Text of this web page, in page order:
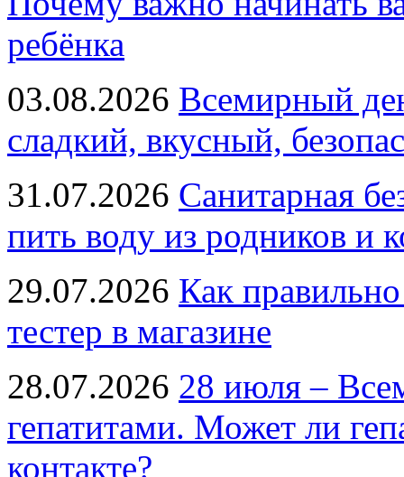
ребёнка
03.08.2026 Всемирный
сладкий, вкусный,
31.07.2026 Санитарная
пить воду из родников и
29.07.2026 Как
тестер в магазине
28.07.2026 28 июля –
гепатитами. Может ли
контакте?